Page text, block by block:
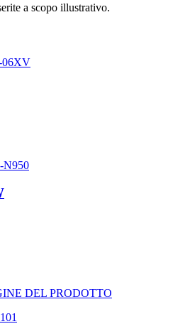
a scopo illustrativo.
06XV
N950
DEL PRODOTTO